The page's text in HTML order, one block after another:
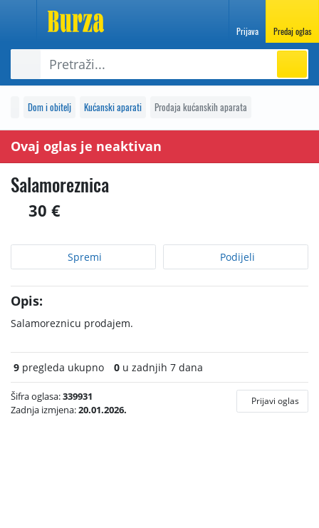
Prijava Predaj oglas
Dom i obitelj Kućanski aparati Prodaja kućanskih aparata
Ovaj oglas je neaktivan
Salamoreznica
30 €
Spremi Podijeli
Opis:
Salamoreznicu prodajem.
9 pregleda ukupno 0 u zadnjih 7 dana
Šifra oglasa:339931
Zadnja izmjena:20.01.2026.
Prijavi oglas